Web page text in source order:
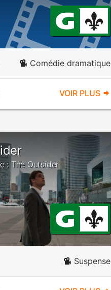
Comédie dramatique
VOIR PLUS
: The Outsider
Suspense